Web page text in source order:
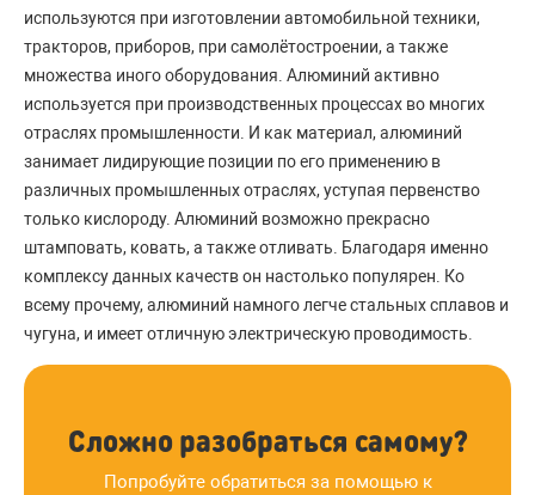
используются при изготовлении автомобильной техники,
тракторов, приборов, при самолётостроении, а также
множества иного оборудования. Алюминий активно
используется при производственных процессах во многих
отраслях промышленности. И как материал, алюминий
занимает лидирующие позиции по его применению в
различных промышленных отраслях, уступая первенство
только кислороду. Алюминий возможно прекрасно
штамповать, ковать, а также отливать. Благодаря именно
комплексу данных качеств он настолько популярен. Ко
всему прочему, алюминий намного легче стальных сплавов и
чугуна, и имеет отличную электрическую проводимость.
Сложно разобраться самому?
Попробуйте обратиться за помощью к